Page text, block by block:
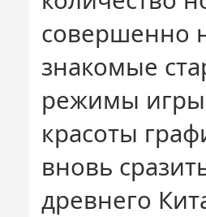
совершенно
знакомые
режимы
красоты
вновь
древнего